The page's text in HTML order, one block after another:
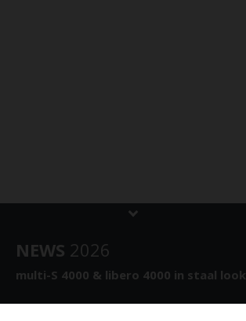
NEWS 2026
multi-S 4000 & libero 4000 in staal look